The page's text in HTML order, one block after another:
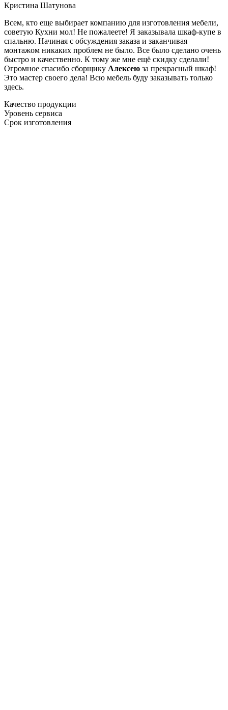
Кристина Шатунова
Всем, кто еще выбирает компанию для изготовления мебели,
советую Кухни мол! Не пожалеете! Я заказывала шкаф-купе в
спальню. Начиная с обсуждения заказа и заканчивая
монтажом никаких проблем не было. Все было сделано очень
быстро и качественно. К тому же мне ещё скидку сделали!
Огромное спасибо сборщику Алексею за прекрасный шкаф!
Это мастер своего дела! Всю мебель буду заказывать только
здесь.
Качество продукции
Уровень сервиса
Срок изготовления